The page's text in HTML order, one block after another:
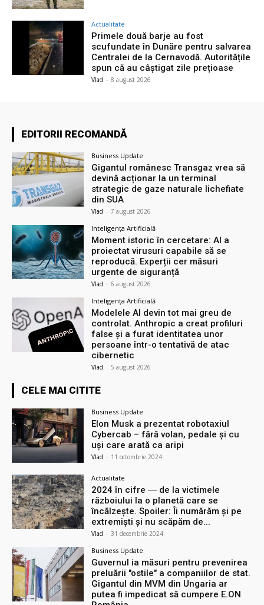
Actualitate
Primele două barje au fost
scufundate în Dunăre pentru salvarea
Centralei de la Cernavodă. Autoritățile
spun că au câștigat zile prețioase
Vlad - 8 august 2026
EDITORII RECOMANDĂ
Business Update
Gigantul românesc Transgaz vrea să
devină acționar la un terminal
strategic de gaze naturale lichefiate
din SUA
Vlad - 7 august 2026
Inteligența Artificială
Moment istoric în cercetare: AI a
proiectat virusuri capabile să se
reproducă. Experții cer măsuri
urgente de siguranță
Vlad - 6 august 2026
Inteligența Artificială
Modelele AI devin tot mai greu de
controlat. Anthropic a creat profiluri
false și a furat identitatea unor
persoane într-o tentativă de atac
cibernetic
Vlad - 5 august 2026
CELE MAI CITITE
Business Update
Elon Musk a prezentat robotaxiul
Cyberсab – fără volan, pedale și cu
uși care arată ca aripi
Vlad - 11 octombrie 2024
Actualitate
2024 în cifre ― de la victimele
războiului la o planetă care se
încălzește. Spoiler: Îi numărăm și pe
extremiști și nu scăpăm de...
Vlad - 31 decembrie 2024
Business Update
Guvernul ia măsuri pentru prevenirea
preluării ″ostile″ a companiilor de stat.
Gigantul din MVM din Ungaria ar
putea fi impedicat să cumpere E.ON